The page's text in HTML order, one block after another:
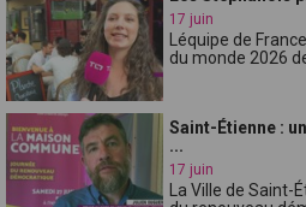
17 juin
Léquipe de
du monde 2026
Saint-Étienne :
...
17 juin
La Ville de